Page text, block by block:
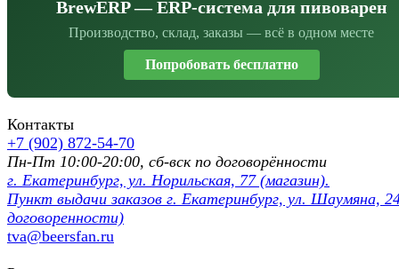
BrewERP — ERP-система для пивоварен
Производство, склад, заказы — всё в одном месте
Попробовать бесплатно
Контакты
+7 (902) 872-54-70
Пн-Пт 10:00-20:00, сб-вск по договорённости
г. Екатеринбург, ул. Норильская, 77 (магазин).
Пункт выдачи заказов г. Екатеринбург, ул. Шаумяна,
договоренности)
tva@beersfan.ru